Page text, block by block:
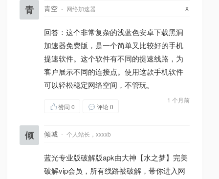
青 青空 · 网络加速器 x
回答：这个非常复杂的浅蓝色安卓下载黑洞
加速器免费版，是一个简单又比较好的手机
提速软件。这个软件有不同的提速线路，为
客户展示不同的连接点。使用这款手机软件
可以轻松稳定网络空间，不管玩。
1 个月前
赞同 0 评论 0
倾 倾城 · 个人站长，xxxxb
蓝光专业版破解版apk由大神【水之梦】完美
破解vip会员，所有线路被破解，带你进入网